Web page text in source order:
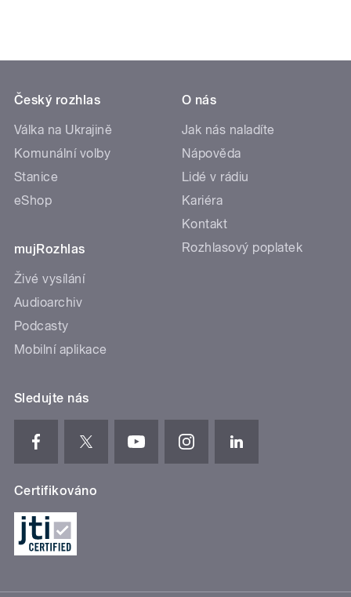
Český rozhlas
Válka na Ukrajině
Komunální volby
Stanice
eShop
mujRozhlas
Živé vysílání
Audioarchiv
Podcasty
Mobilní aplikace
O nás
Jak nás naladíte
Nápověda
Lidé v rádiu
Kariéra
Kontakt
Rozhlasový poplatek
Sledujte nás
Certifikováno